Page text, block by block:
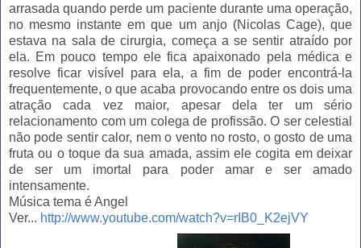
arrasada quando perde um paciente durante uma operação,
no mesmo instante em que um anjo (Nicolas Cage), que
estava na sala de cirurgia, começa a se sentir atraído por
ela. Em pouco tempo ele fica apaixonado pela médica e
resolve ficar visível para ela, a fim de poder encontrá-la
frequentemente, o que acaba provocando entre os dois uma
atração cada vez maior, apesar dela ter um sério
relacionamento com um colega de profissão. O ser celestial
não pode sentir calor, nem o vento no rosto, o gosto de uma
fruta ou o toque da sua amada, assim ele cogita em deixar
de ser um imortal para poder amar e ser amado
intensamente.
Música tema é Angel
Ver... http://www.youtube.com/watch?v=rIB0_K2ejVY